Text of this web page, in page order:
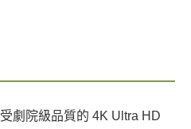
劇院級品質的 4K Ultra HD